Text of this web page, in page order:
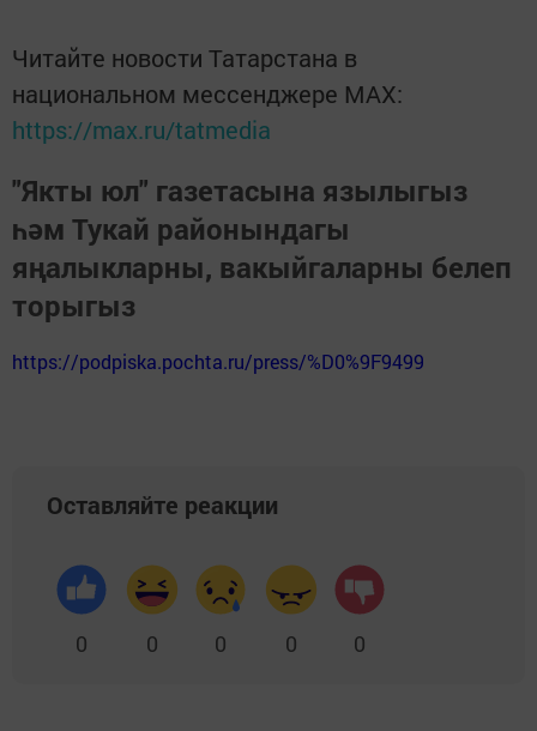
Читайте новости Татарстана в
национальном мессенджере MАХ:
https://max.ru/tatmedia
"Якты юл" газетасына язылыгыз
һәм Тукай районындагы
яңалыкларны, вакыйгаларны белеп
торыгыз
https://podpiska.pochta.ru/press/%D0%9F9499
Оставляйте реакции
0 0 0 0 0